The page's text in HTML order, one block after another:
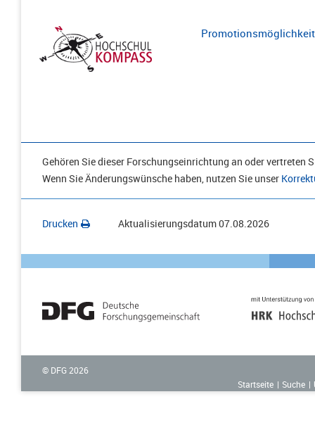
Gehören Sie dieser Forschungseinrichtung an oder vertreten
Wenn Sie Änderungswünsche haben, nutzen Sie unser
Drucken Aktualisierungsdatum07.08.2026
© DFG 2026
Startseite
Suche